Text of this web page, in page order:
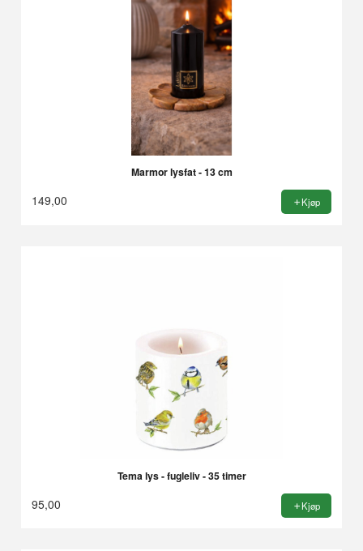
Marmor lysfat - 13 cm
149,00 Kjøp
Tema lys - fugleliv - 35 timer
95,00 Kjøp